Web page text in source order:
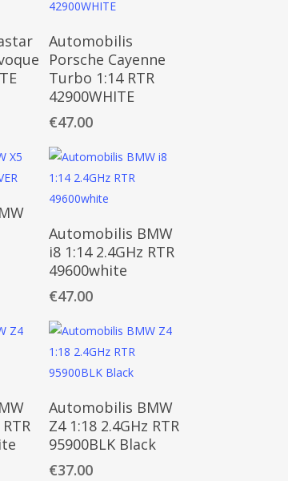
Daugiau
Automobilis
Porsche Cayenne
Turbo 1:14 RTR
42900WHITE
€47.00
Daugiau
Automobilis BMW
i8 1:14 2.4GHz RTR
49600white
€47.00
Daugiau
Automobilis BMW
Z4 1:18 2.4GHz RTR
95900BLK Black
€37.00